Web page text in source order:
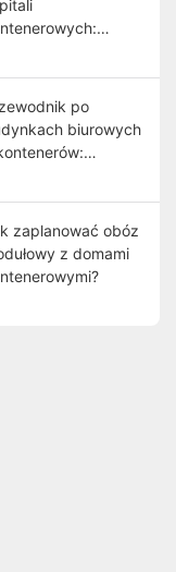
zdrowotnej do
wdrożenia
po
biurowych
wybrać
zaplanować obóz
z domami